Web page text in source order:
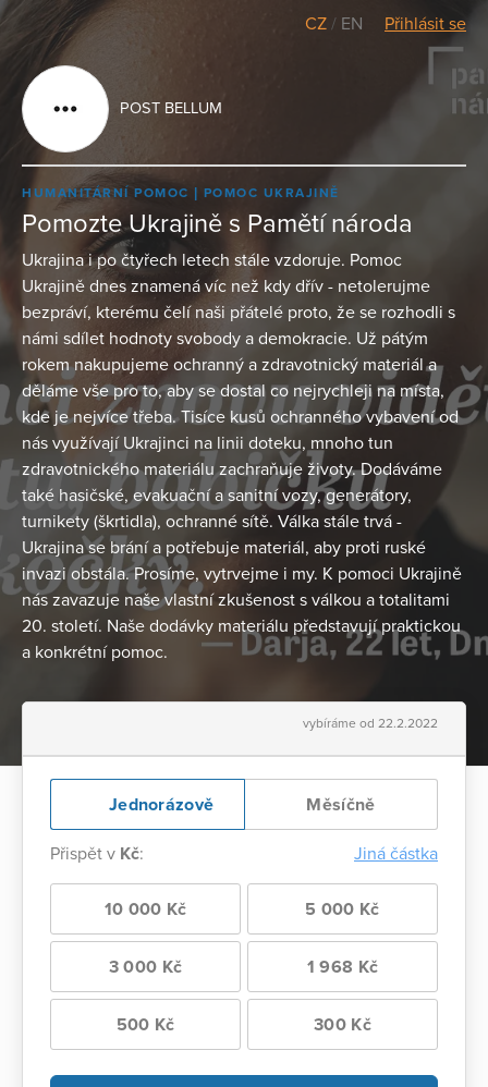
CZ / EN Přihlásit se
POST BELLUM
HUMANITÁRNÍ POMOC POMOC UKRAJINĚ
Pomozte Ukrajině s Pamětí národa
Ukrajina i po čtyřech letech stále vzdoruje. Pomoc
Ukrajině dnes znamená víc než kdy dřív - netolerujme
bezpráví, kterému čelí naši přátelé proto, že se rozhodli s
námi sdílet hodnoty svobody a demokracie. Už pátým
rokem nakupujeme ochranný a zdravotnický materiál a
děláme vše pro to, aby se dostal co nejrychleji na místa,
kde je nejvíce třeba. Tisíce kusů ochranného vybavení od
nás využívají Ukrajinci na linii doteku, mnoho tun
zdravotnického materiálu zachraňuje životy. Dodáváme
také hasičské, evakuační a sanitní vozy, generátory,
turnikety (škrtidla), ochranné sítě. Válka stále trvá -
Ukrajina se brání a potřebuje materiál, aby proti ruské
invazi obstála. Prosíme, vytrvejme i my. K pomoci Ukrajině
nás zavazuje naše vlastní zkušenost s válkou a totalitami
20. století. Naše dodávky materiálu představují praktickou
a konkrétní pomoc.
vybíráme od 22.2.2022
Jednorázově Měsíčně
Přispět v Kč: Jiná částka
10 000 Kč 5 000 Kč
3 000 Kč 1 968 Kč
500 Kč 300 Kč